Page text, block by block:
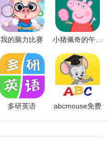
我的脑力比赛 小猪佩奇的午夜后宫
多研英语 abcmouse免费